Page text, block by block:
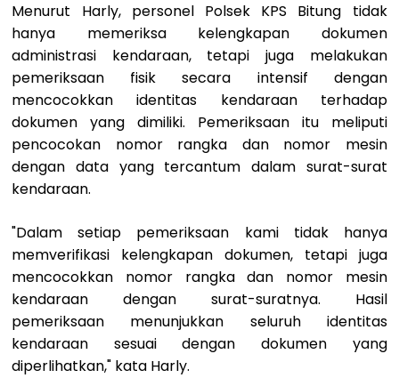
Menurut Harly, personel Polsek KPS Bitung tidak
hanya memeriksa kelengkapan dokumen
administrasi kendaraan, tetapi juga melakukan
pemeriksaan fisik secara intensif dengan
mencocokkan identitas kendaraan terhadap
dokumen yang dimiliki. Pemeriksaan itu meliputi
pencocokan nomor rangka dan nomor mesin
dengan data yang tercantum dalam surat-surat
kendaraan.
"Dalam setiap pemeriksaan kami tidak hanya
memverifikasi kelengkapan dokumen, tetapi juga
mencocokkan nomor rangka dan nomor mesin
kendaraan dengan surat-suratnya. Hasil
pemeriksaan menunjukkan seluruh identitas
kendaraan sesuai dengan dokumen yang
diperlihatkan," kata Harly.